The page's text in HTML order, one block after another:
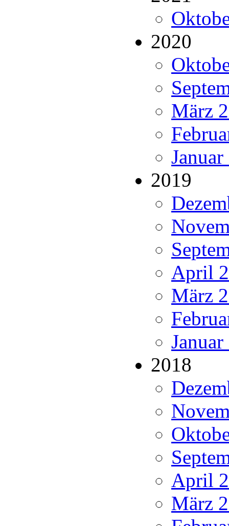
2020
März
2019
April
März
2018
April
März